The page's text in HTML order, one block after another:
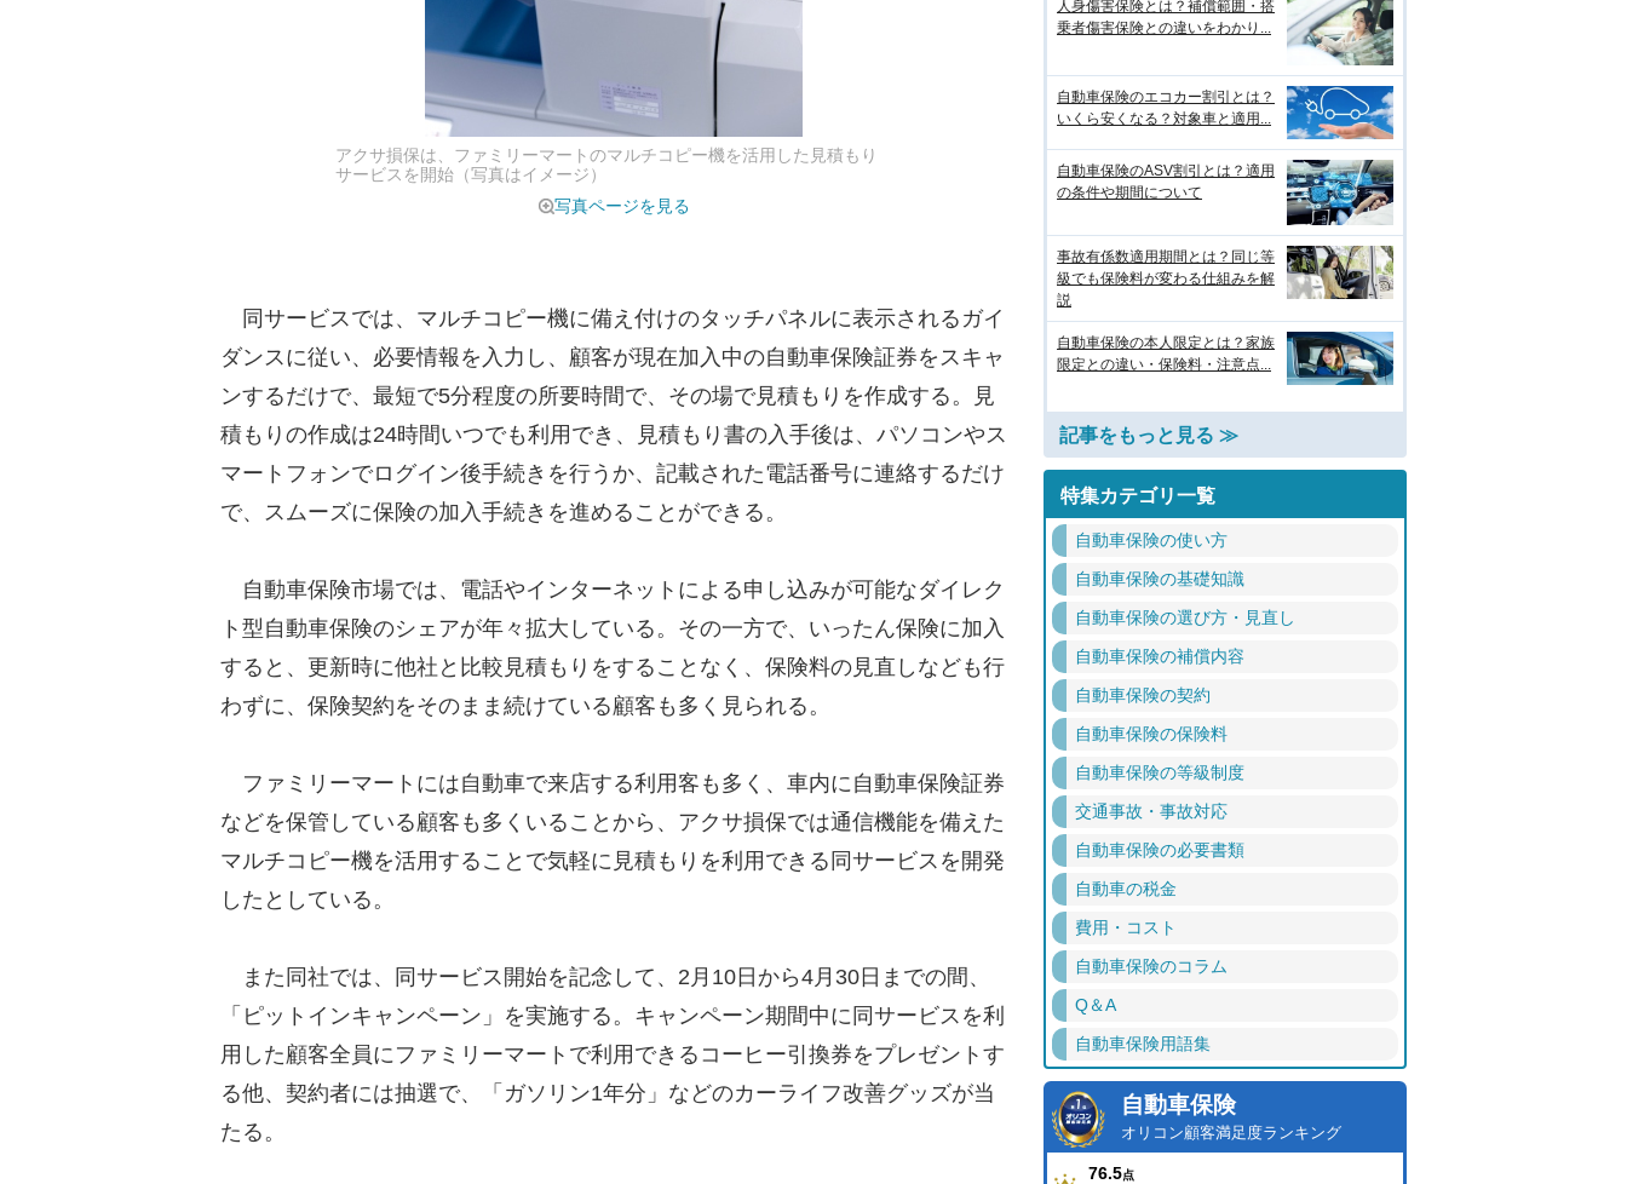
アクサ損保は、ファミリーマートのマルチコピー機を活用した見積もり
サービスを開始（写真はイメージ）
写真ページを見る
同サービスでは、マルチコピー機に備え付けのタッチパネルに表示されるガイ
ダンスに従い、必要情報を入力し、顧客が現在加入中の自動車保険証券をスキャ
ンするだけで、最短で5分程度の所要時間で、その場で見積もりを作成する。見
積もりの作成は24時間いつでも利用でき、見積もり書の入手後は、パソコンやス
マートフォンでログイン後手続きを行うか、記載された電話番号に連絡するだけ
で、スムーズに保険の加入手続きを進めることができる。
自動車保険市場では、電話やインターネットによる申し込みが可能なダイレク
ト型自動車保険のシェアが年々拡大している。その一方で、いったん保険に加入
すると、更新時に他社と比較見積もりをすることなく、保険料の見直しなども行
わずに、保険契約をそのまま続けている顧客も多く見られる。
ファミリーマートには自動車で来店する利用客も多く、車内に自動車保険証券
などを保管している顧客も多くいることから、アクサ損保では通信機能を備えた
マルチコピー機を活用することで気軽に見積もりを利用できる同サービスを開発
したとしている。
また同社では、同サービス開始を記念して、2月10日から4月30日までの間、
「ピットインキャンペーン」を実施する。キャンペーン期間中に同サービスを利
用した顧客全員にファミリーマートで利用できるコーヒー引換券をプレゼントす
る他、契約者には抽選で、「ガソリン1年分」などのカーライフ改善グッズが当
たる。
人身傷害保険とは？補償範囲・搭
乗者傷害保険との違いをわかり...
自動車保険のエコカー割引とは？
いくら安くなる？対象車と適用...
自動車保険のASV割引とは？適用
の条件や期間について
事故有係数適用期間とは？同じ等
級でも保険料が変わる仕組みを解
説
自動車保険の本人限定とは？家族
限定との違い・保険料・注意点...
記事をもっと見る ≫
特集カテゴリ一覧
自動車保険の使い方
自動車保険の基礎知識
自動車保険の選び方・見直し
自動車保険の補償内容
自動車保険の契約
自動車保険の保険料
自動車保険の等級制度
交通事故・事故対応
自動車保険の必要書類
自動車の税金
費用・コスト
自動車保険のコラム
Q＆A
自動車保険用語集
自動車保険
オリコン顧客満足度ランキング
76.5点